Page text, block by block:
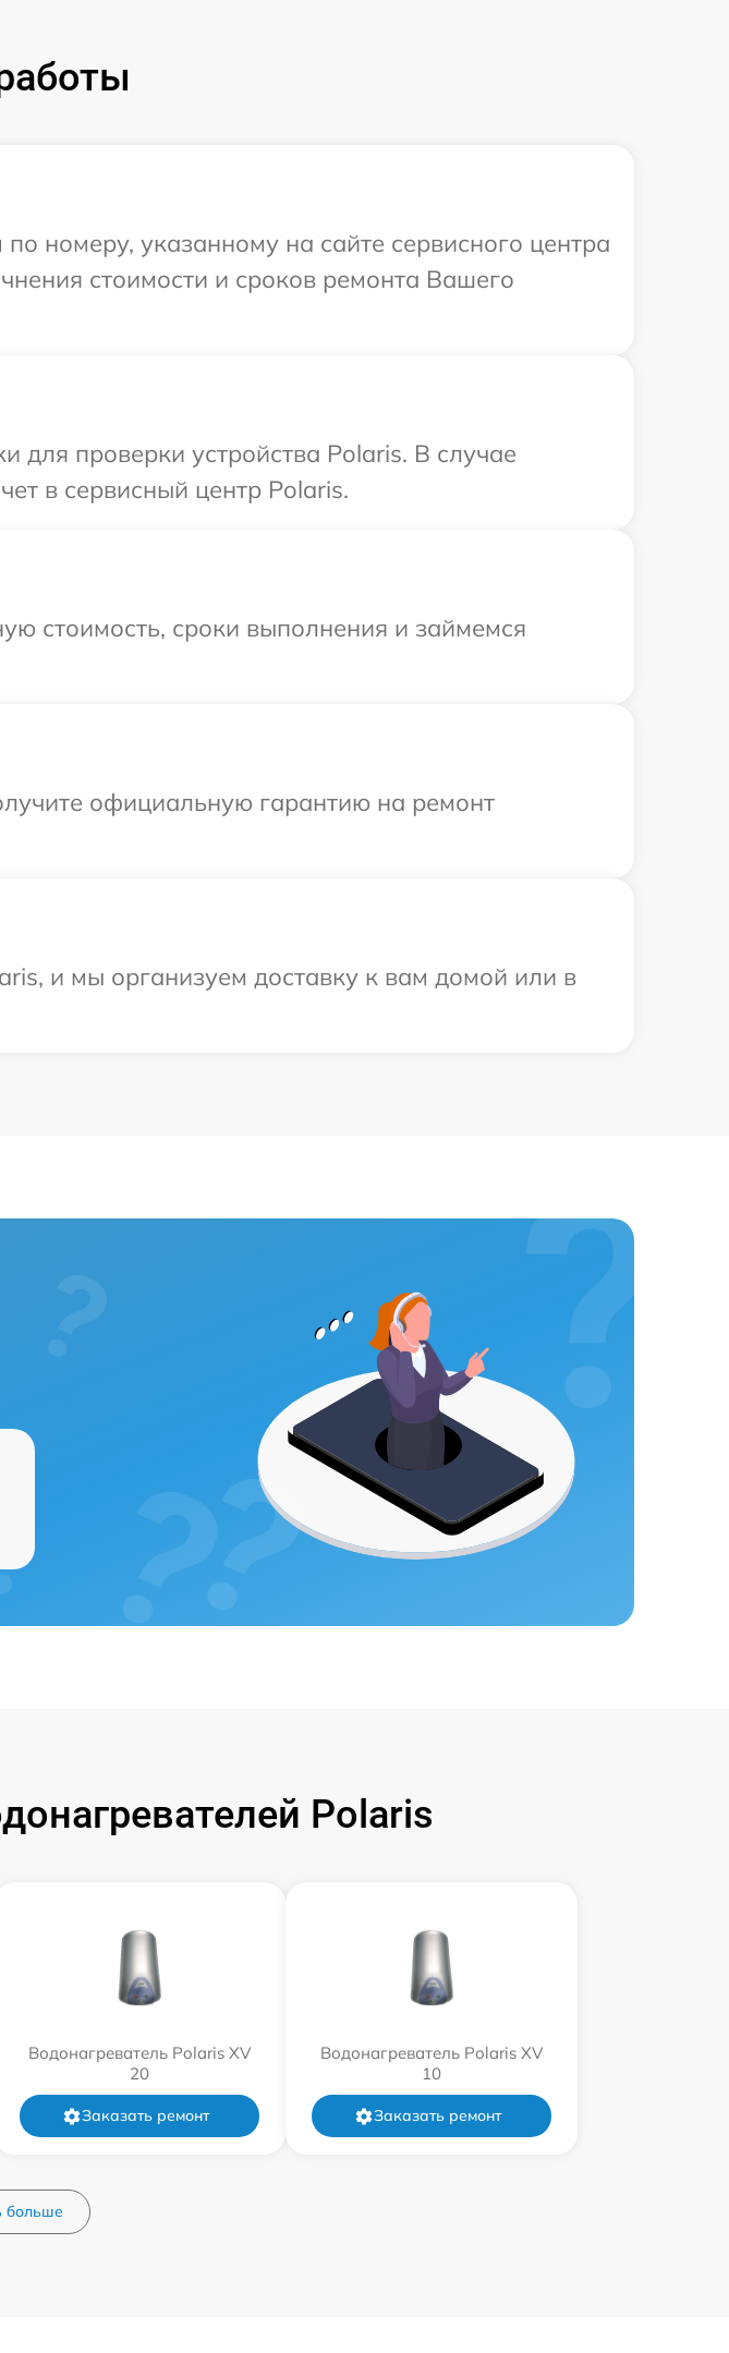
номеру, указанному на сайте сервисного центра
стоимости и сроков ремонта Вашего
для проверки устройства Polaris. В случае
в сервисный центр Polaris.
стоимость, сроки выполнения и займемся
официальную гарантию на ремонт
и мы организуем доставку к вам домой или в
Polaris
Водонагреватель Polaris XV
20
Заказать ремонт
Водонагреватель Polaris XV
10
Заказать ремонт
больше